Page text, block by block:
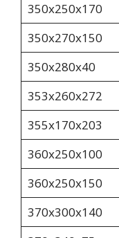
350х250х170
350x270x150
350х280х40
353х260х272
355х170х203
360x250x100
360х250х150
370х300х140